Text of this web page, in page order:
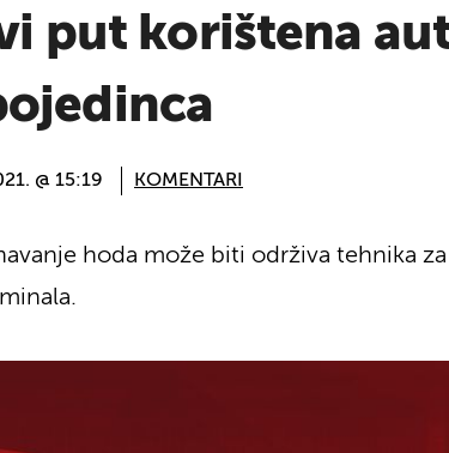
put korištena
@ 15:19 KOMENTARI
hoda može biti održiva tehnika